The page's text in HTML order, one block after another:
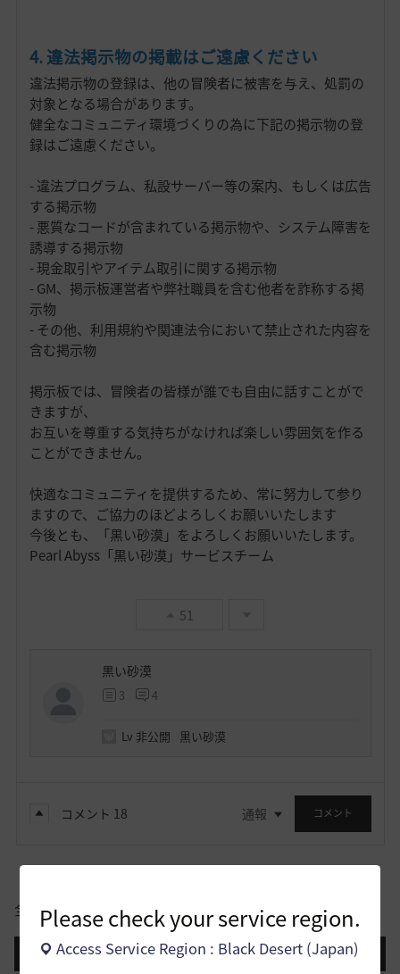
Please check your service region.
Access Service Region : Black Desert (Japan)
4. 違法掲示物の掲載はご遠慮ください
違法掲示物の登録は、他の冒険者に被害を与え、処罰の
対象となる場合があります。
健全なコミュニティ環境づくりの為に下記の掲示物の登
録はご遠慮ください。
- 違法プログラム、私設サーバー等の案内、もしくは広告
する掲示物
- 悪質なコードが含まれている掲示物や、システム障害を
誘導する掲示物
- 現金取引やアイテム取引に関する掲示物
- GM、掲示板運営者や弊社職員を含む他者を詐称する掲
示物
- その他、利用規約や関連法令において禁止された内容を
含む掲示物
掲示板では、冒険者の皆様が誰でも自由に話すことがで
きますが、
お互いを尊重する気持ちがなければ楽しい雰囲気を作る
ことができません。
快適なコミュニティを提供するため、常に努力して参り
ますので、ご協力のほどよろしくお願いいたします
今後とも、「黒い砂漠」をよろしくお願いいたします。
Pearl Abyss「黒い砂漠」サービスチーム
51
黒い砂漠
3 4
Lv 非公開 黒い砂漠
コメント 18 通報 コメント
全体
登録日順 検索順 コメント順 推奨順 話題順